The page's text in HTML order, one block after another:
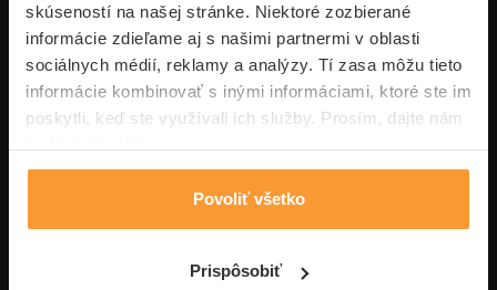
skúseností na našej stránke. Niektoré zozbierané
informácie zdieľame aj s našimi partnermi v oblasti
sociálnych médií, reklamy a analýzy. Tí zasa môžu tieto
informácie kombinovať s inými informáciami, ktoré ste im
poskytli, keď ste využívali ich služby. Prosím, dajte nám
Povoliť všetko
Prispôsobiť
Informácie
Typy poistení
Volajte pon-pia: 09:00–17:00 hod
0850 100 101
Napíšte nám